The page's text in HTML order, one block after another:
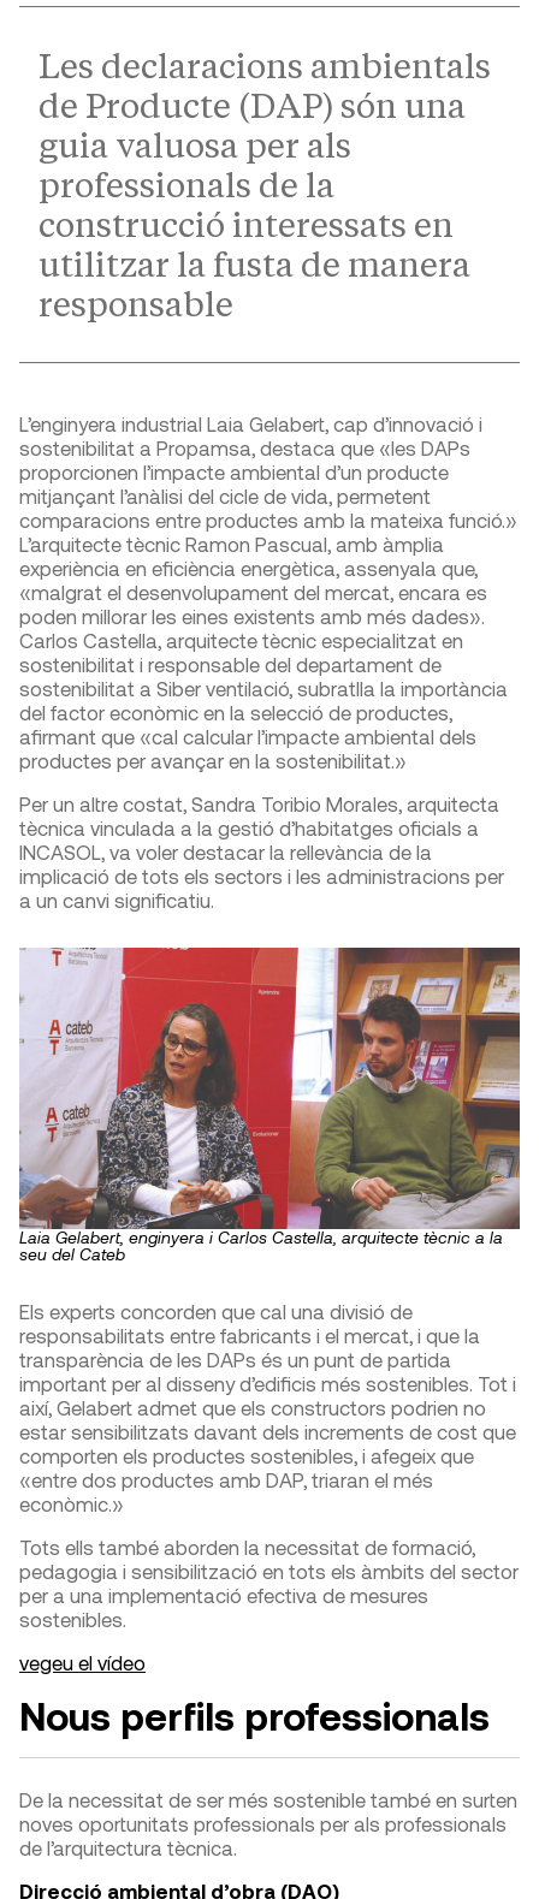
Les declaracions ambientals
de Producte (DAP) són una
guia valuosa per als
professionals de la
construcció interessats en
utilitzar la fusta de manera
responsable
L’enginyera industrial Laia Gelabert, cap d’innovació i
sostenibilitat a Propamsa, destaca que «les DAPs
proporcionen l’impacte ambiental d’un producte
mitjançant l’anàlisi del cicle de vida, permetent
comparacions entre productes amb la mateixa funció.»
L’arquitecte tècnic Ramon Pascual, amb àmplia
experiència en eficiència energètica, assenyala que,
«malgrat el desenvolupament del mercat, encara es
poden millorar les eines existents amb més dades».
Carlos Castella, arquitecte tècnic especialitzat en
sostenibilitat i responsable del departament de
sostenibilitat a Siber ventilació, subratlla la importància
del factor econòmic en la selecció de productes,
afirmant que «cal calcular l’impacte ambiental dels
productes per avançar en la sostenibilitat.»
Per un altre costat, Sandra Toribio Morales, arquitecta
tècnica vinculada a la gestió d’habitatges oficials a
INCASOL, va voler destacar la rellevància de la
implicació de tots els sectors i les administracions per
a un canvi significatiu.
Laia Gelabert, enginyera i Carlos Castella, arquitecte tècnic a la
seu del Cateb
Els experts concorden que cal una divisió de
responsabilitats entre fabricants i el mercat, i que la
transparència de les DAPs és un punt de partida
important per al disseny d’edificis més sostenibles. Tot i
així, Gelabert admet que els constructors podrien no
estar sensibilitzats davant dels increments de cost que
comporten els productes sostenibles, i afegeix que
«entre dos productes amb DAP, triaran el més
econòmic.»
Tots ells també aborden la necessitat de formació,
pedagogia i sensibilització en tots els àmbits del sector
per a una implementació efectiva de mesures
sostenibles.
vegeu el vídeo
Nous perfils professionals
De la necessitat de ser més sostenible també en surten
noves oportunitats professionals per als professionals
de l’arquitectura tècnica.
Direcció ambiental d’obra (DAO)